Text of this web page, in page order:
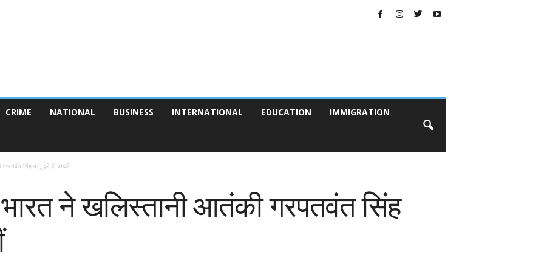
CRIME NATIONAL BUSINESS INTERNATIONAL EDUCATION IMMIGRATION
सिंह पन्नु क़ो दी धमकीं
ने खलिस्तानी आतंकी गरपतवंत सिंह